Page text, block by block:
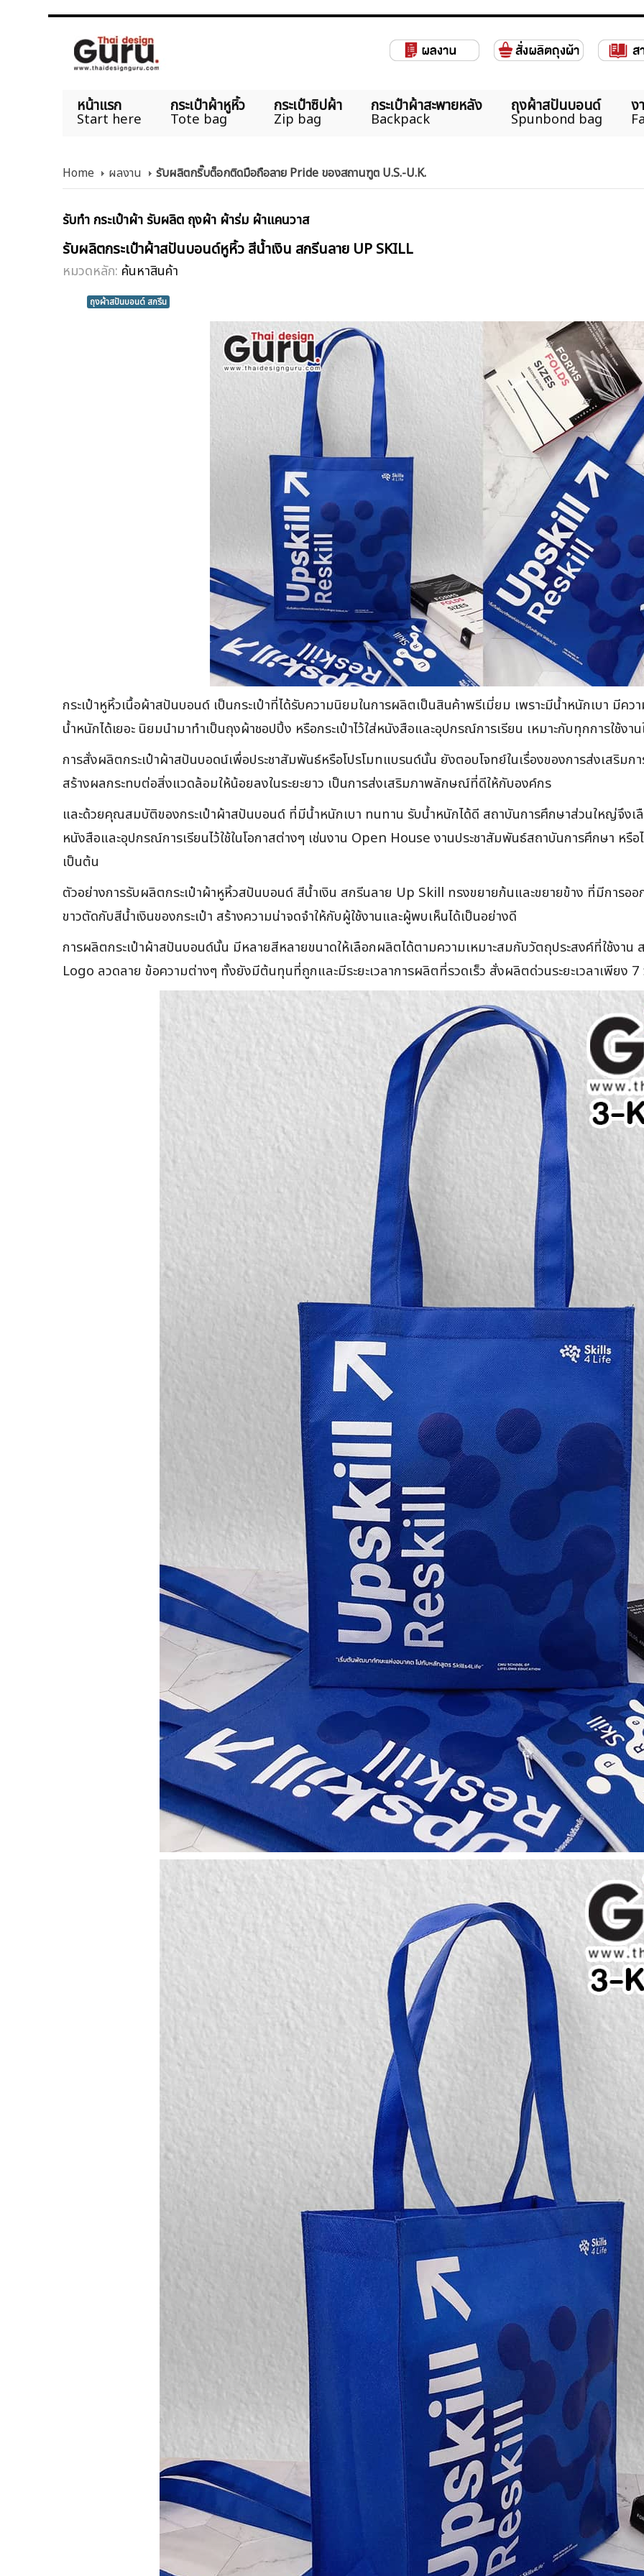
หน้าแรก
Start here
กระเป๋าผ้าหูหิ้ว
Tote bag
กระเป๋าซิปผ้า
Zip bag
กระเป๋าผ้าสะพายหลัง
Backpack
ถุงผ้าสปันบอนด์
Spunbond bag
ง
Home ผลงาน รับผลิตกริ๊บต็อกติดมือถือลาย Pride ของสถานฑูต U.S.-U.K.
รับทำ กระเป๋าผ้า รับผลิต ถุงผ้า ผ้าร่ม ผ้าแคนวาส
รับผลิตกระเป๋าผ้าสปันบอนด์หูหิ้ว สีน้ำเงิน สกรีนลาย UP SKILL
หมวดหลัก: ค้นหาสินค้า
ถุงผ้าสปันบอนด์ สกรีน
กระเป๋าหูหิ้วเนื้อผ้าสปันบอนด์ เป็นกระเป๋าที่ได้รับความนิยมในการผลิตเป็นสินค้าพรีเมี่ยม เพราะมีน้ำหนักเบา มีค
น้ำหนักได้เยอะ นิยมนำมาทำเป็นถุงผ้าชอปปิ้ง หรือกระเป๋าไว้ใส่หนังสือและอุปกรณ์การเรียน เหมาะกับทุกการใช้งา
การสั่งผลิตกระเป๋าผ้าสปันบอดน์เพื่อประชาสัมพันธ์หรือโปรโมทแบรนด์นั้น ยังตอบโจทย์ในเรื่องของการส่งเสริมก
สร้างผลกระทบต่อสิ่งแวดล้อมให้น้อยลงในระยะยาว เป็นการส่งเสริมภาพลักษณ์ที่ดีให้กับองค์กร
และด้วยคุณสมบัติของกระเป๋าผ้าสปันบอนด์ ที่มีน้ำหนักเบา ทนทาน รับน้ำหนักได้ดี สถาบันการศึกษาส่วนใหญ่จึงเ
หนังสือและอุปกรณ์การเรียนไว้ใช้ในโอกาสต่างๆ เช่นงาน Open House งานประชาสัมพันธ์สถาบันการศึกษา หรื
เป็นต้น
ตัวอย่างการรับผลิตกระเป๋าผ้าหูหิ้วสปันบอนด์ สีน้ำเงิน สกรีนลาย Up Skill ทรงขยายก้นและขยายข้าง ที่มีการอ
ขาวตัดกับสีน้ำเงินของกระเป๋า สร้างความน่าจดจำให้กับผู้ใช้งานและผู้พบเห็นได้เป็นอย่างดี
การผลิตกระเป๋าผ้าสปันบอนด์นั้น มีหลายสีหลายขนาดให้เลือกผลิตได้ตามความเหมาะสมกับวัตถุประสงค์ที่ใช้งาน
Logo ลวดลาย ข้อความต่างๆ ทั้งยังมีต้นทุนที่ถูกและมีระยะเวลาการผลิตที่รวดเร็ว สั่งผลิตด่วนระยะเวลาเพียง 7